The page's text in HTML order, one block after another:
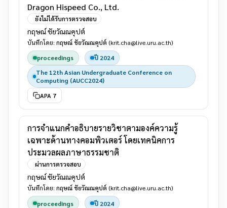
Dragon Hispeed Co., Ltd.
ยังไม่ได้รับการตรวจสอบ
กฤษณ์ ชัยวัณณคุปต์
บันทึกโดย: กฤษณ์ ชัยวัณณคุปต์ (krit.cha@live.uru.ac.th)
proceedings
ปี 2024
The 12th Asian Undergraduate Conference on
Computing (AUCC2024)
APA 7
การจําแนกคําอธิบายรายวิชาตามองค์ความรู้
เฉพาะด้านทางคอมพิวเตอร์ โดยเทคนิคการ
ประมวลผลภาษาธรรมชาติ
ผ่านการตรวจสอบ
กฤษณ์ ชัยวัณณคุปต์
บันทึกโดย: กฤษณ์ ชัยวัณณคุปต์ (krit.cha@live.uru.ac.th)
proceedings
ปี 2024